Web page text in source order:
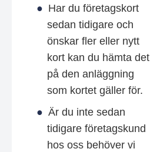
Har du företagskort
sedan tidigare och
önskar fler eller nytt
kort kan du hämta det
på den anläggning
som kortet gäller för.
Är du inte sedan
tidigare företagskund
hos oss behöver vi